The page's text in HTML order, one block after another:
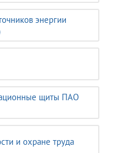
энергии
щиты ПАО
и охране труда